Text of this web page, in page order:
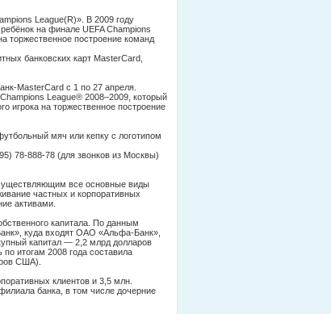
League(R)». В 2009 году
на финале UEFA Champions
торжественное построение команд
банковских карт MasterCard,
MasterCard с 1 по 27 апреля.
League® 2008–2009, который
игрока на торжественное построение
мяч или кепку с логотипом
78-888-78 (для звонков из Москвы)
все основные виды
частных и корпоративных
активами.
капитала. По данным
куда входят ОАО «Альфа-Банк»,
капитал — 2,2 млрд долларов
итогам 2008 года составила
США).
клиентов и 3,5 млн.
банка, в том числе дочерние